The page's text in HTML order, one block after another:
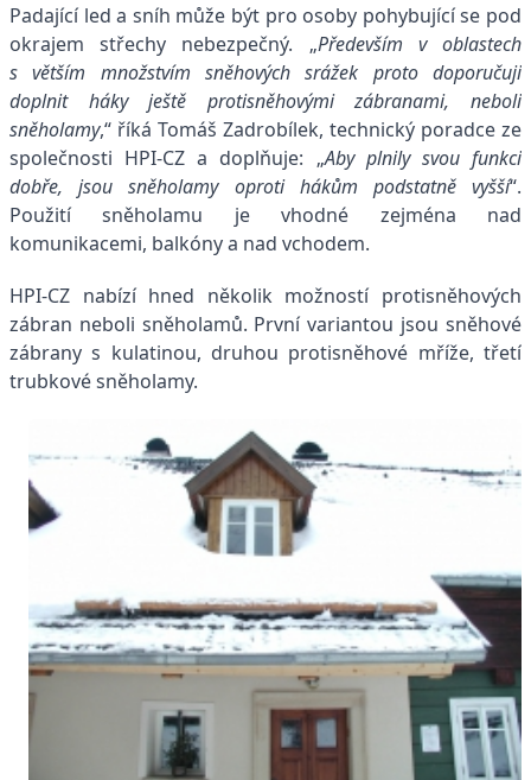
Padající led a sníh může být pro osoby pohybující se pod
okrajem střechy nebezpečný. „Především v oblastech
s větším množstvím sněhových srážek proto doporučuji
doplnit háky ještě protisněhovými zábranami, neboli
sněholamy,“ říká Tomáš Zadrobílek, technický poradce ze
společnosti HPI-CZ a doplňuje: „Aby plnily svou funkci
dobře, jsou sněholamy oproti hákům podstatně vyšší“.
Použití sněholamu je vhodné zejména nad
komunikacemi, balkóny a nad vchodem.
HPI-CZ nabízí hned několik možností protisněhových
zábran neboli sněholamů. První variantou jsou sněhové
zábrany s kulatinou, druhou protisněhové mříže, třetí
trubkové sněholamy.